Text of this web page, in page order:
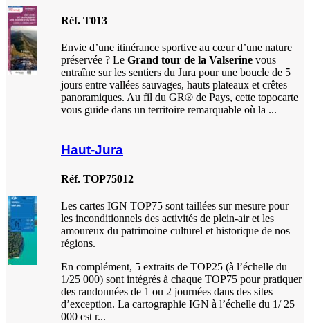
Réf. T013
Envie d’une itinérance sportive au cœur d’une nature
préservée ? Le Grand tour de la Valserine vous
entraîne sur les sentiers du Jura pour une boucle de 5
jours entre vallées sauvages, hauts plateaux et crêtes
panoramiques. Au fil du GR® de Pays, cette topocarte
vous guide dans un territoire remarquable où la ...
Haut-Jura
Réf. TOP75012
Les cartes IGN TOP75 sont taillées sur mesure pour
les inconditionnels des activités de plein-air et les
amoureux du patrimoine culturel et historique de nos
régions.
En complément, 5 extraits de TOP25 (à l’échelle du
1/25 000) sont intégrés à chaque TOP75 pour pratiquer
des randonnées de 1 ou 2 journées dans des sites
d’exception. La cartographie IGN à l’échelle du 1/ 25
000 est r...